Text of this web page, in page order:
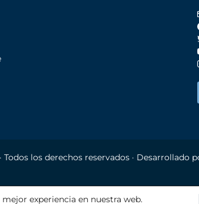
Todos los derechos reservados · Desarrollado
PRIVACIDAD POLÍTICA DE COOKIES
experiencia en nuestra web.